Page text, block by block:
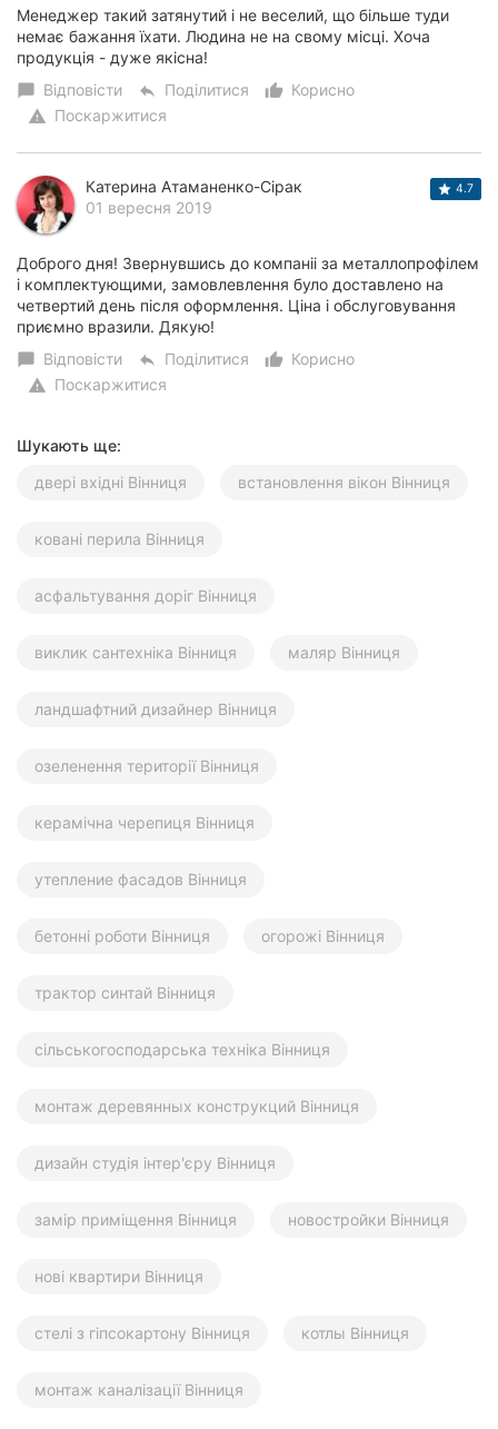
Менеджер такий затянутий і не веселий, що більше туди
немає бажання їхати. Людина не на свому місці. Хоча
продукція - дуже якісна!
chat_bubble Відповісти reply Поділитися thumb_up_alt
Корисно
warning Поскаржитися
Катерина Атаманенко-Сірак
01 вересня 2019
4.7
Доброго дня! Звернувшись до компаніі за металлопрофілем
і комплектующими, замовлевлення було доставлено на
четвертий день після оформлення. Ціна і обслуговування
приємно вразили. Дякую!
chat_bubble Відповісти reply Поділитися thumb_up_alt
Корисно
warning Поскаржитися
Шукають ще:
двері вхідні Вінниця
встановлення вікон Вінниця
ковані перила Вінниця
асфальтування доріг Вінниця
виклик сантехніка Вінниця маляр Вінниця
ландшафтний дизайнер Вінниця
озеленення території Вінниця
керамічна черепиця Вінниця
утепление фасадов Вінниця
бетонні роботи Вінниця огорожі Вінниця
трактор синтай Вінниця
сільськогосподарська техніка Вінниця
монтаж деревянных конструкций Вінниця
дизайн студія інтер'єру Вінниця
замір приміщення Вінниця новостройки Вінниця
нові квартири Вінниця
стелі з гіпсокартону Вінниця котлы Вінниця
монтаж каналізації Вінниця